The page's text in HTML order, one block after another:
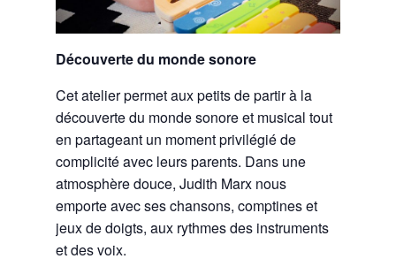
Découverte du monde sonore
Cet atelier permet aux petits de partir à la
découverte du monde sonore et musical tout
en partageant un moment privilégié de
complicité avec leurs parents. Dans une
atmosphère douce, Judith Marx nous
emporte avec ses chansons, comptines et
jeux de doigts, aux rythmes des instruments
et des voix.